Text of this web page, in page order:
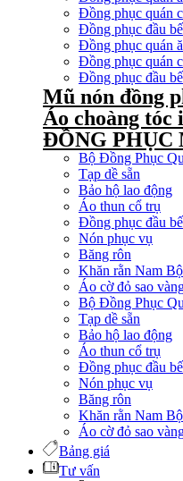
Đồng phục quán
Đồng phục đầu
Đồng phục quán
Đồng phục quán
Đồng phục đầu
Mũ nón đồng
Áo choàng tóc
ĐỒNG PHỤC
Bộ Đồng Phục
Tạp dề sẵn
Bảo hộ lao động
Áo thun cổ trụ
Đồng phục đầu
Nón phục vụ
Băng rôn
Khăn rằn Nam Bộ
Áo cờ đỏ sao
Bộ Đồng Phục
Tạp dề sẵn
Bảo hộ lao động
Áo thun cổ trụ
Đồng phục đầu
Nón phục vụ
Băng rôn
Khăn rằn Nam Bộ
Áo cờ đỏ sao
Bảng giá
Tư vấn